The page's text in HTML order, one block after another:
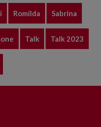
Romilda Sabrina
Talk Talk 2023